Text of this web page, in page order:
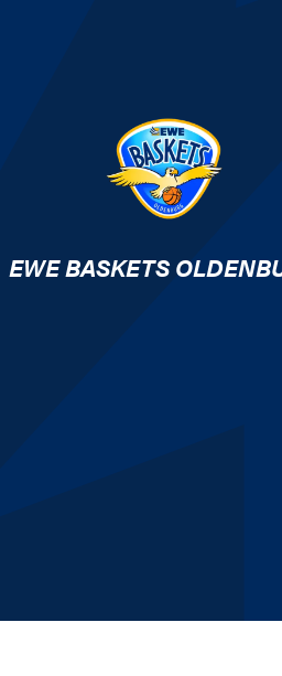
EWE BASKETS